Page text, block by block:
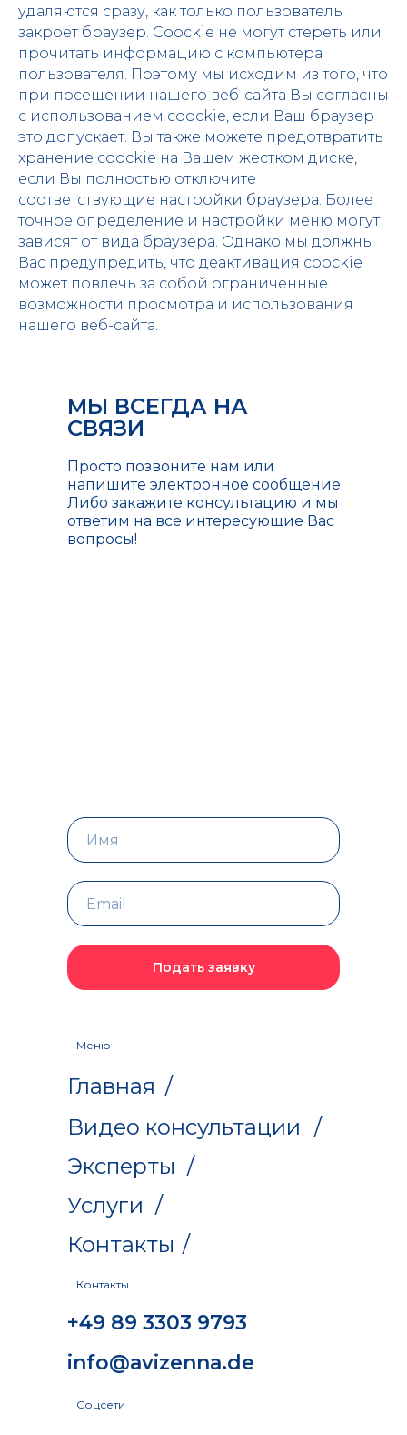
удаляются сразу, как только пользователь
закроет браузер. Coockie не могут стереть или
прочитать информацию с компьютера
пользователя. Поэтому мы исходим из того, что
при посещении нашего веб-сайта Вы согласны
с использованием coockie, если Ваш браузер
это допускает. Вы также можете предотвратить
хранение coockie на Вашем жестком диске,
если Вы полностью отключите
соответствующие настройки браузера. Более
точное определение и настройки меню могут
зависят от вида браузера. Однако мы должны
Вас предупредить, что деактивация coockie
может повлечь за собой ограниченные
возможности просмотра и использования
нашего веб-сайта.
МЫ ВСЕГДА НА
СВЯЗИ
Просто позвоните нам или
напишите электронное сообщение.
Либо закажите консультацию и мы
ответим на все интересующие Вас
вопросы!
Подать заявку
Меню
Контакты
+49 89 3303 9793
info@avizenna.de
Соцсети
/
Главная
/
/
Услуги
Эксперты
/
Видео консультации
/
Контакты